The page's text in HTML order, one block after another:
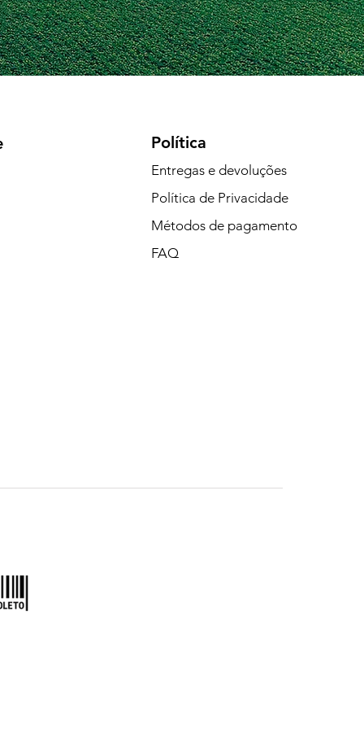
Política
Entregas e devoluções
Política de Privacidade
Métodos de pagamento
FAQ